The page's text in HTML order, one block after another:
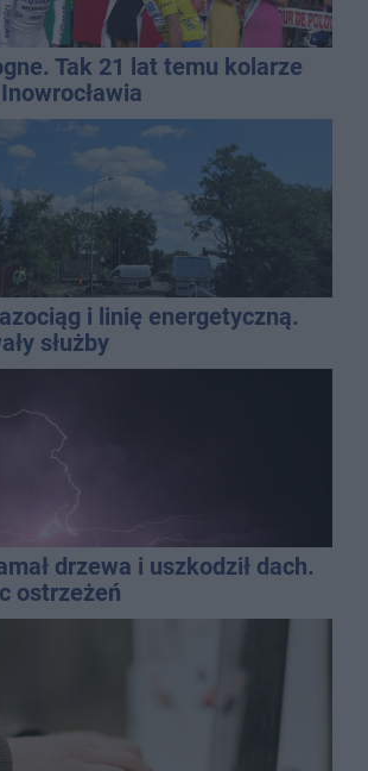
Tak 21 lat temu kolarze
i linię energetyczną.
służby
drzewa i uszkodził dach.
ostrzeżeń